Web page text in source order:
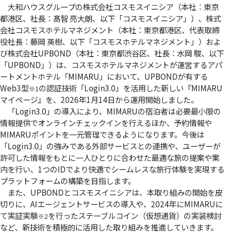
大和ハウスグループの株式会社コスモスイニシア（本社：東京
都港区、社長：髙智 亮大朗、以下「コスモスイニシア」）、株式
会社コスモスホテルマネジメント（本社：東京都港区、代表取締
役社長：藤岡 英樹、以下「コスモスホテルマネジメント」）およ
び株式会社UPBOND（本社：東京都渋谷区、社長：水岡 駿、以下
「UPBOND」）は、コスモスホテルマネジメントが運営するアパ
ートメントホテル「MIMARU」において、UPBONDが有する
Web3型※1の認証技術「Login3.0」を活用した新しい『MIMARU
マイページ』を、2026年1月14日から運用開始しました。
「Login3.0」の導入により、MIMARUの宿泊者は必要最小限の
情報提供でオンラインチェックインを行えるほか、予約情報や
MIMARUポイントを一元管理できるようになります。今後は
「Login3.0」の強みである外部サービスとの連携や、ユーザーが
許可した情報をもとに一人ひとりに合わせた最適な旅の提案や案
内を行い、1つのIDでより快適でシームレスな旅行体験を実現する
プラットフォームの構築を目指します。
また、UPBONDとコスモスイニシアは、本取り組みの開始を皮
切りに、AIエージェントサービスの導入や、2024年にMIMARUに
て実証実験※2を行ったステーブルコイン（仮想通貨）の実装検討
など、新技術を積極的に活用した取り組みを推進していきます。